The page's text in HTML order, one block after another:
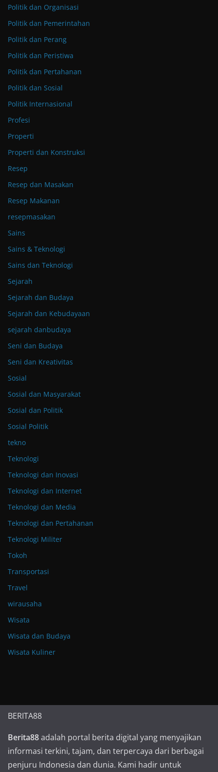
Politik dan Organisasi
Politik dan Pemerintahan
Politik dan Perang
Politik dan Peristiwa
Politik dan Pertahanan
Politik dan Sosial
Politik Internasional
Profesi
Properti
Properti dan Konstruksi
Resep
Resep dan Masakan
Resep Makanan
resepmasakan
Sains
Sains & Teknologi
Sains dan Teknologi
Sejarah
Sejarah dan Budaya
Sejarah dan Kebudayaan
sejarah danbudaya
Seni dan Budaya
Seni dan Kreativitas
Sosial
Sosial dan Masyarakat
Sosial dan Politik
Sosial Politik
tekno
Teknologi
Teknologi dan Inovasi
Teknologi dan Internet
Teknologi dan Media
Teknologi dan Pertahanan
Teknologi Militer
Tokoh
Transportasi
Travel
wirausaha
Wisata
Wisata dan Budaya
Wisata Kuliner
BERITA88
Berita88adalah portal berita digital yang menyajikan
informasi terkini, tajam, dan terpercaya dari berbagai
penjuru Indonesia dan dunia. Kami hadir untuk